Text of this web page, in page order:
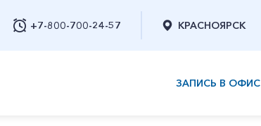
+7-800-700-24-57 КРАСНОЯРСК
ЗАПИСЬ В ОФИС